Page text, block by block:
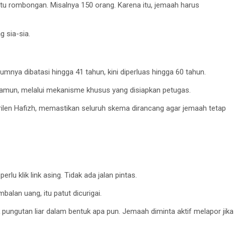
rombongan. Misalnya 150 orang. Karena itu, jemaah harus
sia-sia.
dibatasi hingga 41 tahun, kini diperluas hingga 60 tahun.
melalui mekanisme khusus yang disiapkan petugas.
Hafizh, memastikan seluruh skema dirancang agar jemaah tetap
klik link asing. Tidak ada jalan pintas.
uang, itu patut dicurigai.
liar dalam bentuk apa pun. Jemaah diminta aktif melapor jika